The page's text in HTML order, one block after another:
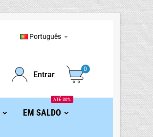
Português 
Entrar
0
EM SALDO
ATÉ 30%